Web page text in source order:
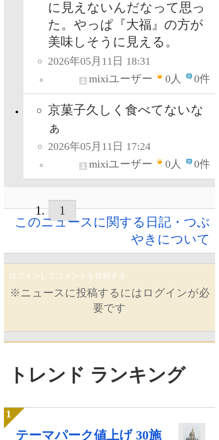
に見えないんだなって思っ
た。やっぱ『大福』の方が
美味しそうに見える。
2026年05月11日 18:31
mixiユーザー
0人 0件
京菓子久しく食べてないな
ぁ
2026年05月11日 17:24
mixiユーザー
0人 0件
1
このニュースに関する日記・つぶ
やきについて
ログインしてコメントを投稿する
※ニュースに投稿するにはログインが必
要です
トレンド ランキング
テーマパーク値上げ 30施